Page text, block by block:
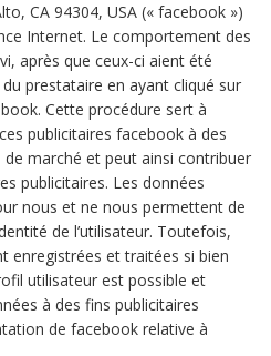
CA 94304, USA (« facebook »)
Internet. Le comportement des
après que ceux-ci aient été
prestataire en ayant cliqué sur
Cette procédure sert à
publicitaires facebook à des
de marché et peut ainsi contribuer
publicitaires. Les données
nous et ne nous permettent de
de l’utilisateur. Toutefois,
enregistrées et traitées si bien
utilisateur est possible et
à des fins publicitaires
de facebook relative à